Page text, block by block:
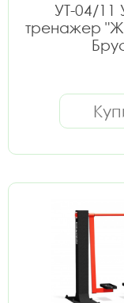
УТ-04/11
тренажер